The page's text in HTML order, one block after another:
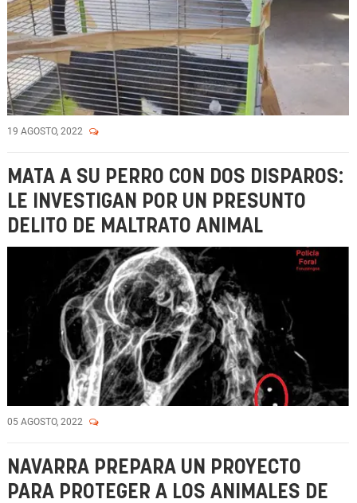
19 AGOSTO, 2022
MATA A SU PERRO CON DOS DISPAROS:
LE INVESTIGAN POR UN PRESUNTO
DELITO DE MALTRATO ANIMAL
05 AGOSTO, 2022
NAVARRA PREPARA UN PROYECTO
PARA PROTEGER A LOS ANIMALES DE